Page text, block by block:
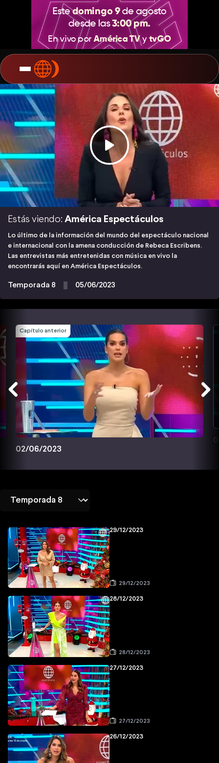
Estás viendo: América Espectáculos
Lo último de la información del mundo del espectáculo nacional
e internacional con la amena conducción de Rebeca Escribens.
Las entrevistas más entretenidas con música en vivo la
encontrarás aquí en América Espectáculos.
Temporada 8 05/06/2023
Capítulo anterior
02/06/2023
29/12/2023
29/12/2023
28/12/2023
28/12/2023
27/12/2023
27/12/2023
26/12/2023